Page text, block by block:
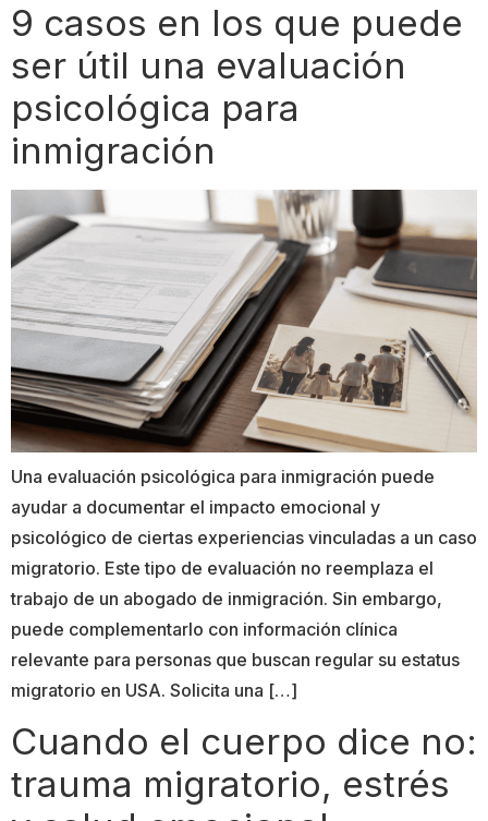
9 casos en los que puede
ser útil una evaluación
psicológica para
inmigración
Una evaluación psicológica para inmigración puede
ayudar a documentar el impacto emocional y
psicológico de ciertas experiencias vinculadas a un caso
migratorio. Este tipo de evaluación no reemplaza el
trabajo de un abogado de inmigración. Sin embargo,
puede complementarlo con información clínica
relevante para personas que buscan regular su estatus
migratorio en USA. Solicita una […]
Cuando el cuerpo dice no:
trauma migratorio, estrés